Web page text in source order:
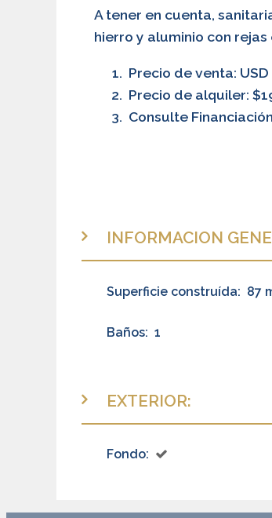
A tener en cuenta,
hierro y aluminio con
Precio de venta:
Precio de alquiler:
Consulte Financiación
INFORMACION
Superficie construída: 87
Baños: 1
EXTERIOR:
Fondo: